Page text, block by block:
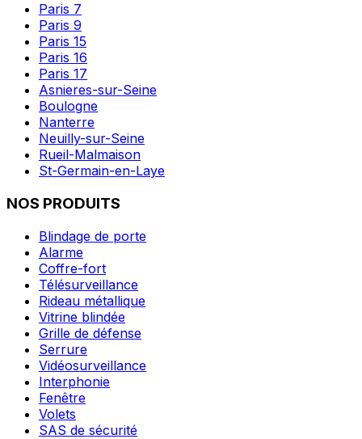
Paris 7
Paris 9
Paris 15
Paris 16
Paris 17
Asnieres-sur-Seine
Boulogne
Nanterre
Neuilly-sur-Seine
Rueil-Malmaison
St-Germain-en-Laye
NOS PRODUITS
Blindage de porte
Alarme
Coffre-fort
Télésurveillance
Rideau métallique
Vitrine blindée
Grille de défense
Serrure
Vidéosurveillance
Interphonie
Fenêtre
Volets
SAS de sécurité